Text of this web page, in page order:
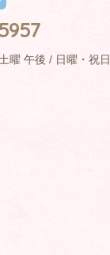
曜 午後 / 日曜・祝日